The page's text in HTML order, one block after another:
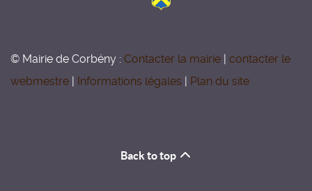
© Mairie de Corbény : Contacter la mairie | contacter le
webmestre | Informations légales | Plan du site
Back to top